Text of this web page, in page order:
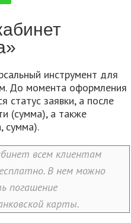
инструмент для
До момента оформления
статус заявки, а после
(сумма), а также
сумма).
всем клиентам
В нем можно
погашение
карты.